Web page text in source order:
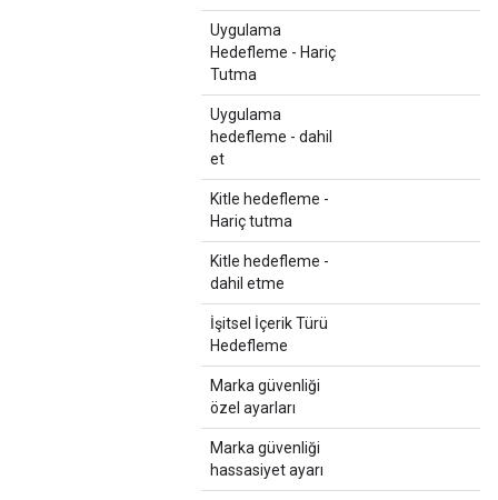
Uygulama
Hedefleme - Hariç
Tutma
Uygulama
hedefleme - dahil
et
Kitle hedefleme -
Hariç tutma
Kitle hedefleme -
dahil etme
İşitsel İçerik Türü
Hedefleme
Marka güvenliği
özel ayarları
Marka güvenliği
hassasiyet ayarı